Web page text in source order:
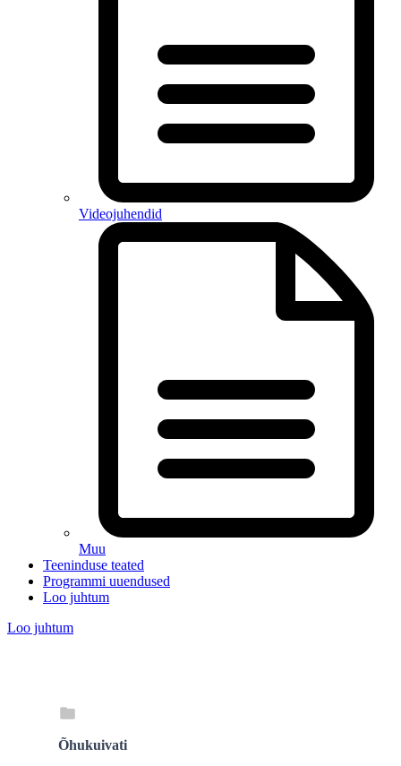
Videojuhendid
Muu
Teeninduse teated
Programmi uuendused
Loo juhtum
Loo juhtum
Õhukuivati